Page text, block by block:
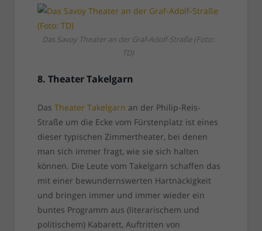
Das Savoy Theater an der Graf-Adolf-Straße (Foto:
TD)
8. Theater Takelgarn
Das Theater Takelgarn an der Philip-Reis-
Straße um die Ecke vom Fürstenplatz ist eines
dieser typischen Zimmertheater, bei denen
man sich immer fragt, wie sie sich halten
können. Die Leute vom Takelgarn schaffen das
mit einer bewundernswerten Hartnäckigkeit
und bringen immer und immer wieder ein
buntes Programm aus (literarischem und
politischem) Kabarett, Auftritten von